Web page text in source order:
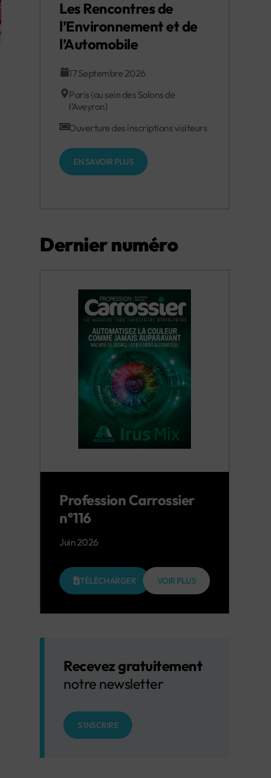
Les Rencontres de
l’Environnement et de
l’Automobile
17 Septembre 2026
Paris (au sein des Salons de
l’Aveyron)
Ouverture des inscriptions visiteurs
EN SAVOIR PLUS
Dernier numéro
Profession Carrossier
n°116
Juin 2026
TÉLÉCHARGER VOIR PLUS
Recevez gratuitement
notre newsletter
S'INSCRIRE